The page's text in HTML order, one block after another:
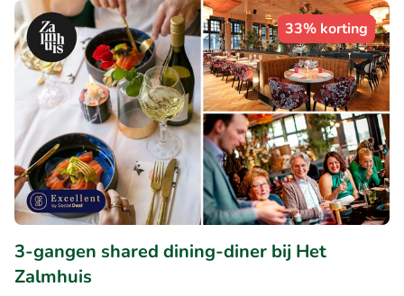
33% korting
3-gangen shared dining-diner bij Het
Zalmhuis